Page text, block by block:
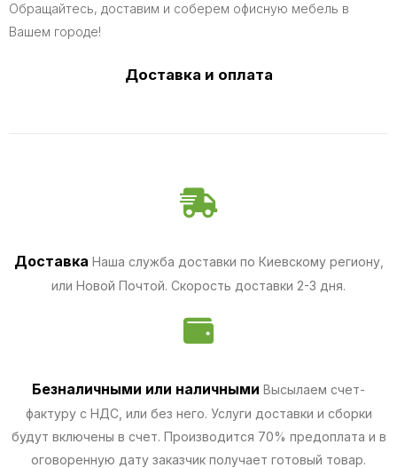
Обращайтесь, доставим и соберем офисную мебель в
Вашем городе!
Доставка и оплата
Доставка Наша служба доставки по Киевскому региону,
или Новой Почтой. Скорость доставки 2-3 дня.
Безналичными или наличными Высылаем счет-
фактуру с НДС, или без него. Услуги доставки и сборки
будут включены в счет. Производится 70% предоплата и в
оговоренную дату заказчик получает готовый товар.